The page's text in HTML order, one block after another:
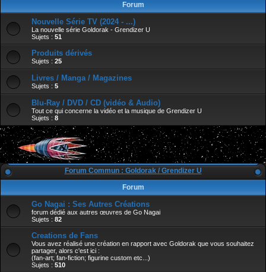
Forum
Nouvelle Série TV (2024 - ...)
La nouvelle série Goldorak - Grendizer U
Sujets : 51
Produits dérivés
Sujets : 25
Livres / Manga / Magazines
Sujets : 5
Blu-Ray / DVD / CD (vidéo & Audio)
Tout ce qui concerne la vidéo et la musique de Grendizer U
Sujets : 8
Forum Commun : Goldorak / Grendizer U
Forum
Go Nagai : Ses Autres Créations
forum dédié aux autres œuvres de Go Nagai
Sujets : 82
Creations de Fans
Vous avez réalisé une création en rapport avec Goldorak que vous souhaitez
partager, alors c'est ici :
(fan-art; fan-fiction; figurine custom etc...)
Sujets : 510